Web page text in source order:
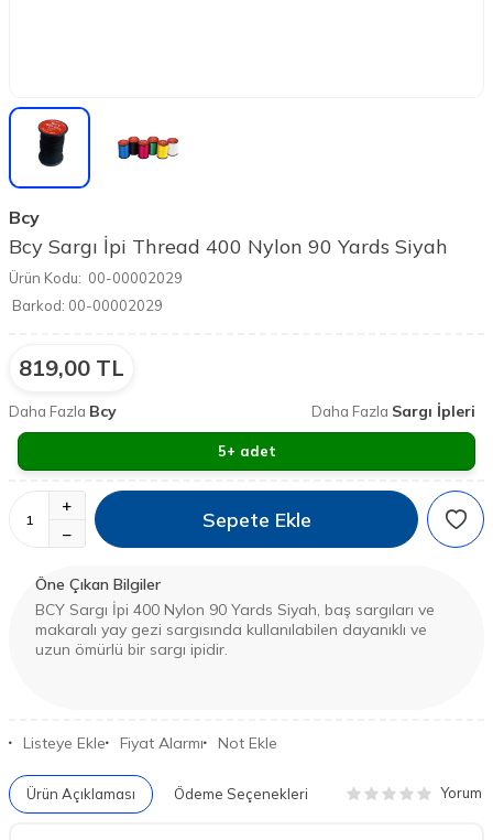
Bcy
Bcy Sargı İpi Thread 400 Nylon 90 Yards Siyah
Ürün Kodu: 00-00002029
Barkod: 00-00002029
819,00 TL
Daha Fazla Bcy Daha Fazla Sargı İpleri
5+ adet
Sepete Ekle
Öne Çıkan Bilgiler
BCY Sargı İpi 400 Nylon 90 Yards Siyah, baş sargıları ve
makaralı yay gezi sargısında kullanılabilen dayanıklı ve
uzun ömürlü bir sargı ipidir.
Listeye Ekle Fiyat Alarmı Not Ekle
Ürün Açıklaması Ödeme Seçenekleri Yorum